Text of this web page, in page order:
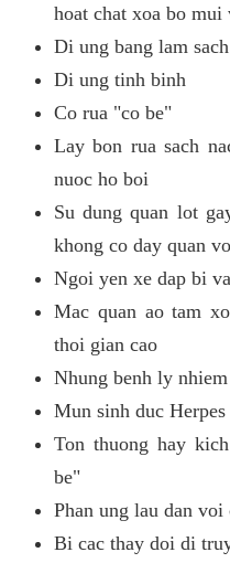
hoat chat xoa bo mui
Di ung bang lam sach
Di ung tinh binh
Co rua "co be"
Lay bon rua sach
nuoc ho boi
Su dung quan lot
khong co day quan
Ngoi yen xe dap bi
Mac quan ao tam
thoi gian cao
Nhung benh ly
Mun sinh duc Herpes
Ton thuong hay
be"
Phan ung lau dan voi
Bi cac thay doi di